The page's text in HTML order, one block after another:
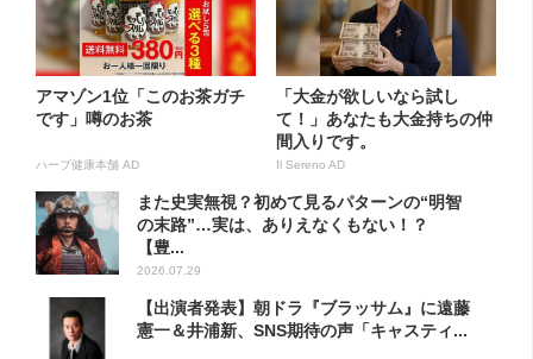
アマゾン1位「このお茶ガチ
です」噂のお茶
ハーブ健康本舗 AD
「大金が欲しいなら試し
て！」あなたも大金持ちの仲
間入りです。
Il Sereno AD
また史実無視？初めて見るパターンの“明智
の末路”…実は、ありえなくもない！？
【豊...
2026.07.29
【出演者発表】朝ドラ『ブラッサム』に遠藤
憲一＆井浦新、SNS期待の声「キャスティ...